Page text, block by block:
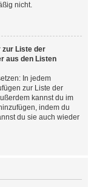
nicht.
zur Liste der
aus den Listen
In jedem
zur Liste der
kannst du im
indem du
du sie auch wieder